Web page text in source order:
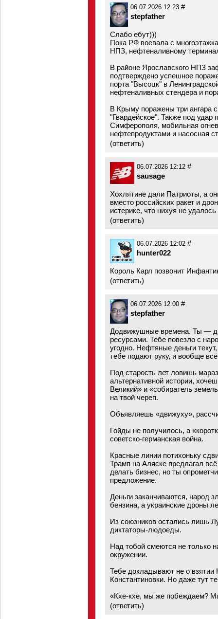
06.07.2026 12:23 #
stepfather
Слабо ебут)))
Пока РФ воевала с
НПЗ, нефтеналивному
В районе Ярославского НПЗ
подтверждено успешное
порта "Высоцк" в
нефтеналивных стендера и
В Крыму поражены три ангара
"Гвардейское". Также под
Симферополя, мобильная
нефтепродуктами и насосная
(ответить)
06.07.2026 12:12 #
sausage
Хохлятине дали Патриоты, а
вместо российских ракет и
истерике, что нихуя не
(ответить)
06.07.2026 12:02 #
hunter022
Король Карл позвонит
(ответить)
06.07.2026 12:00 #
stepfather
Додвижушные времена. Ты —
ресурсами. Тебе повезло с
угодно. Нефтяные деньги
тебе подают руку, и вообще
Под старость лет ловишь
альтернативной истории,
Великий» и «собиратель
на твой череп.
Объявляешь «движуху»,
Гойды не получилось, а
советско-германская война.
Красные линии потихоньку
Трамп на Аляске предлагал
делать бизнес, но ты
предложение.
Деньги заканчиваются, народ
бензина, а украинские дроны
Из союзников остались лишь
диктаторы-людоеды.
Над тобой смеются не только
окружении.
Тебе докладывают не о
Константиновки. Но даже тут
«Кхе-кхе, мы же побеждаем?
(ответить)